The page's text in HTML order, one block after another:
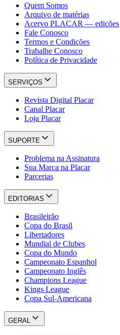
Quem Somos
Arquivo de matérias
Acervo PLACAR — edições
Fale Conosco
Termos e Condições
Trabalhe Conosco
Política de Privacidade
SERVIÇOS
Revista Digital Placar
Canal Placar
Loja Placar
SUPORTE
Problema na Assinatura
Sua Marca na Placar
Parcerias
EDITORIAS
Brasileirão
Copa do Brasil
Libertadores
Mundial de Clubes
Copa do Mundo
Campeonato Espanhol
Campeonato Inglês
Champions League
Kings League
Copa Sul-Americana
GERAL